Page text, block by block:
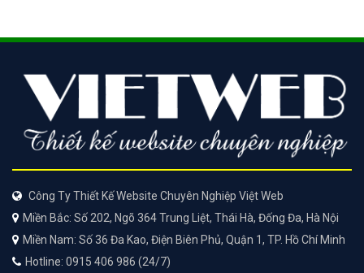
Công Ty Thiết Kế Website Chuyên Nghiệp Việt Web
Miền Bắc: Số 202, Ngõ 364 Trung Liệt, Thái Hà, Đống Đa, Hà Nội
Miền Nam: Số 36 Đa Kao, Điện Biên Phủ, Quận 1, TP. Hồ Chí Minh
Hotline: 0915 406 986 (24/7)